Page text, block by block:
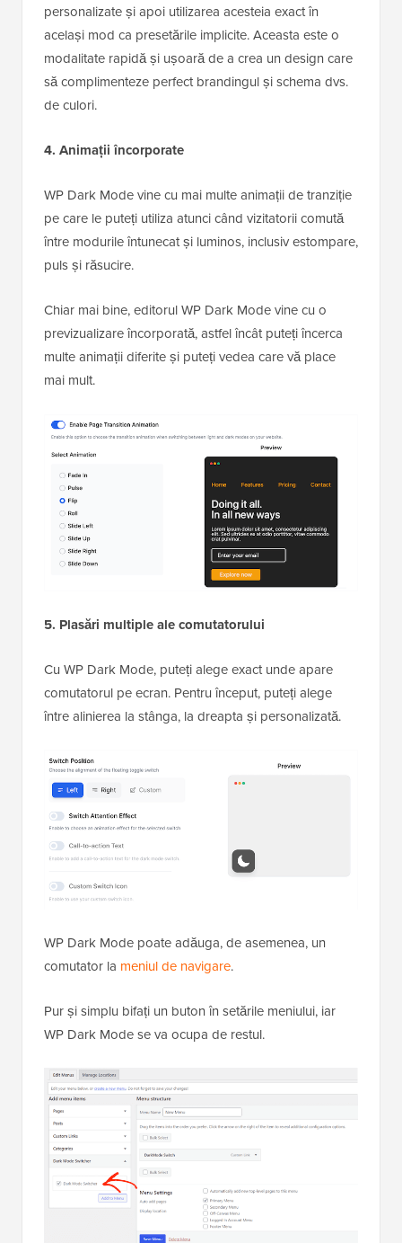
personalizate și apoi utilizarea acesteia exact în
același mod ca presetările implicite. Aceasta este o
modalitate rapidă și ușoară de a crea un design care
să complimenteze perfect brandingul și schema dvs.
de culori.
4. Animații încorporate
WP Dark Mode vine cu mai multe animații de tranziție
pe care le puteți utiliza atunci când vizitatorii comută
între modurile întunecat și luminos, inclusiv estompare,
puls și răsucire.
Chiar mai bine, editorul WP Dark Mode vine cu o
previzualizare încorporată, astfel încât puteți încerca
multe animații diferite și puteți vedea care vă place
mai mult.
5. Plasări multiple ale comutatorului
Cu WP Dark Mode, puteți alege exact unde apare
comutatorul pe ecran. Pentru început, puteți alege
între alinierea la stânga, la dreapta și personalizată.
WP Dark Mode poate adăuga, de asemenea, un
comutator la meniul de navigare.
Pur și simplu bifați un buton în setările meniului, iar
WP Dark Mode se va ocupa de restul.